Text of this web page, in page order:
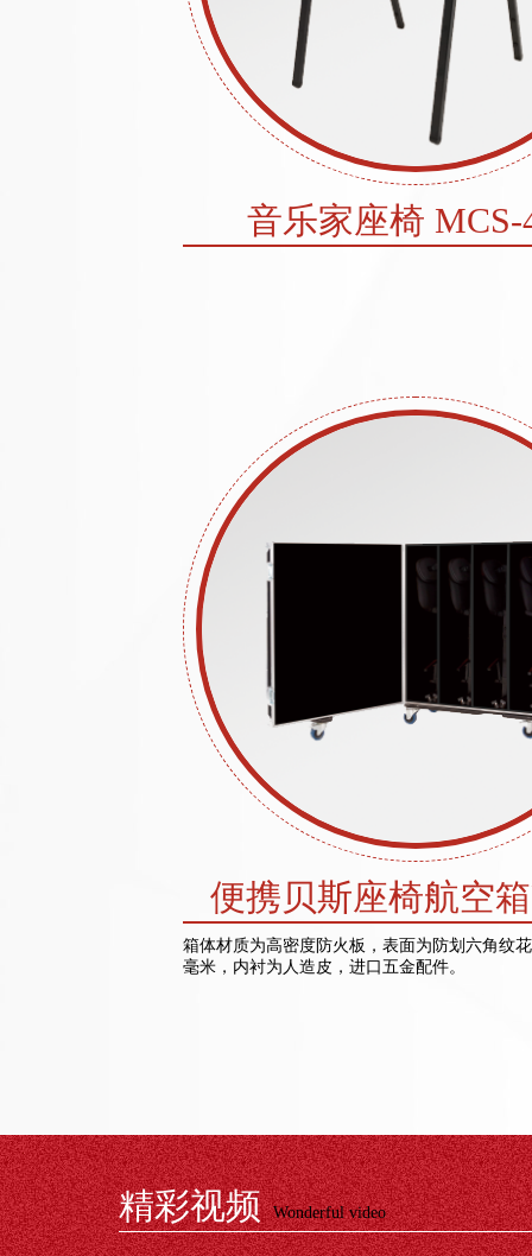
音乐家座椅 MCS-
便携贝斯座椅航空
箱体材质为高密度防火板，表面为防划六角纹
毫米，内衬为人造皮，进口五金配件。
精彩视频 Wonderful video